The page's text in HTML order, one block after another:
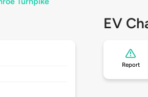
EV
Report